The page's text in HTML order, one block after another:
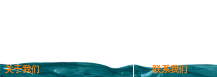
关于我们 联系我们